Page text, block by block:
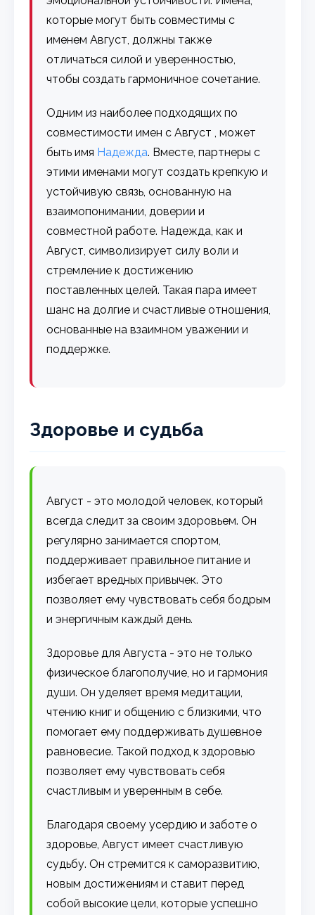
которые могут быть совместимы с
именем Август, должны также
отличаться силой и уверенностью,
чтобы создать гармоничное сочетание.
Одним из наиболее подходящих по
совместимости имен с Август , может
быть имя Надежда. Вместе, партнеры с
этими именами могут создать крепкую и
устойчивую связь, основанную на
взаимопонимании, доверии и
совместной работе. Надежда, как и
Август, символизирует силу воли и
стремление к достижению
поставленных целей. Такая пара имеет
шанс на долгие и счастливые отношения,
основанные на взаимном уважении и
поддержке.
Здоровье и судьба
Август - это молодой человек, который
всегда следит за своим здоровьем. Он
регулярно занимается спортом,
поддерживает правильное питание и
избегает вредных привычек. Это
позволяет ему чувствовать себя бодрым
и энергичным каждый день.
Здоровье для Августа - это не только
физическое благополучие, но и гармония
души. Он уделяет время медитации,
чтению книг и общению с близкими, что
помогает ему поддерживать душевное
равновесие. Такой подход к здоровью
позволяет ему чувствовать себя
счастливым и уверенным в себе.
Благодаря своему усердию и заботе о
здоровье, Август имеет счастливую
судьбу. Он стремится к саморазвитию,
новым достижениям и ставит перед
собой высокие цели, которые успешно